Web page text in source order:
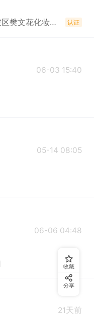
樊文花面部护理连锁（眉山市东坡区樊文花化妆品） 认证
06-03 15:40
05-14 08:05
06-06 04:48
21天前
收藏
分享